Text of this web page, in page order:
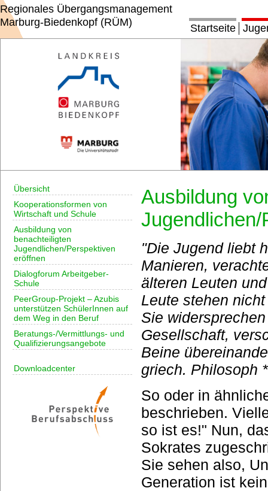
Startseite
Regionales Übergangsmanagement
Marburg-Biedenkopf (RÜM)
Übersicht
Kooperationsformen von
Wirtschaft und Schule
Ausbildung von
benachteiligten
Jugendlichen/Perspektiven
eröffnen
Dialogforum Arbeitgeber-
Schule
PeerGroup-Projekt – Azubis
unterstützen SchülerInnen auf
dem Weg in den Beruf
Beratungs-/Vermittlungs- und
Qualifizierungsangebote
Downloadcenter
Ausbildung
"Die Jugend liebt
Manieren,
älteren Leuten
Leute stehen
Sie
Gesellschaft,
Beine
griech. Philosoph
So oder in
beschrieben.
so ist es!" Nun,
Sokrates
Sie sehen also,
Generation ist